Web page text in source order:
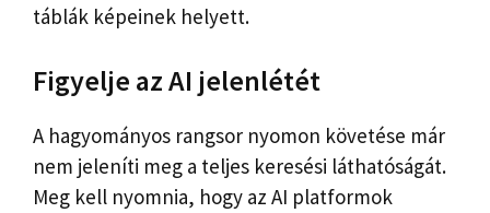
táblák képeinek helyett.
Figyelje az AI jelenlétét
A hagyományos rangsor nyomon követése már
nem jeleníti meg a teljes keresési láthatóságát.
Meg kell nyomnia, hogy az AI platformok